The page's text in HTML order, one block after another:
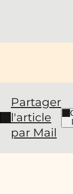
Partager
l'article
par Mail